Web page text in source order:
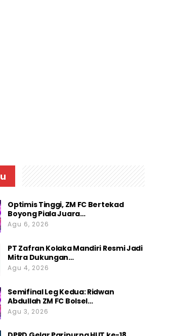
Optimis Tinggi, ZM FC Bertekad
Boyong Piala Juara…
Agu 6, 2026
PT Zafran Kolaka Mandiri Resmi Jadi
Mitra Dukungan…
Agu 4, 2026
Semifinal Leg Kedua: Ridwan
Abdullah ZM FC Bolsel…
Agu 3, 2026